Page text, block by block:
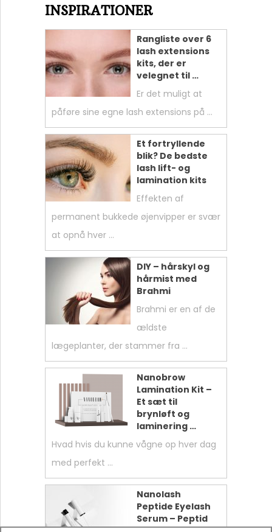
INSPIRATIONER
Rangliste over 6
lash extensions
kits, der er
velegnet til …
Er det muligt at
påføre sine egne lash extensions på …
Et fortryllende
blik? De bedste
lash lift- og
lamination kits
Effekten af
permanent bukkede øjenvipper er svær
at opnå hver …
DIY – hårskyl og
hårmist med
Brahmi
Brahmi er en af ​​de
ældste
lægeplanter, der stammer fra …
Nanobrow
Lamination Kit –
Et sæt til
brynløft og
laminering …
Hvad hvis du kunne vågne op hver dag
med perfekt …
Nanolash
Peptide Eyelash
Serum – Peptid